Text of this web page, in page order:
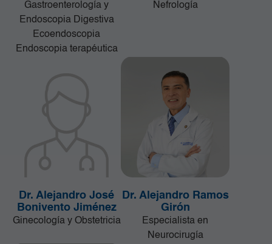
Gastroenterología y
Endoscopia Digestiva
Ecoendoscopia
Endoscopia terapéutica
Nefrología
Dr. Alejandro José
Bonivento Jiménez
Ginecología y Obstetricia
Dr. Alejandro Ramos
Girón
Especialista en
Neurocirugía